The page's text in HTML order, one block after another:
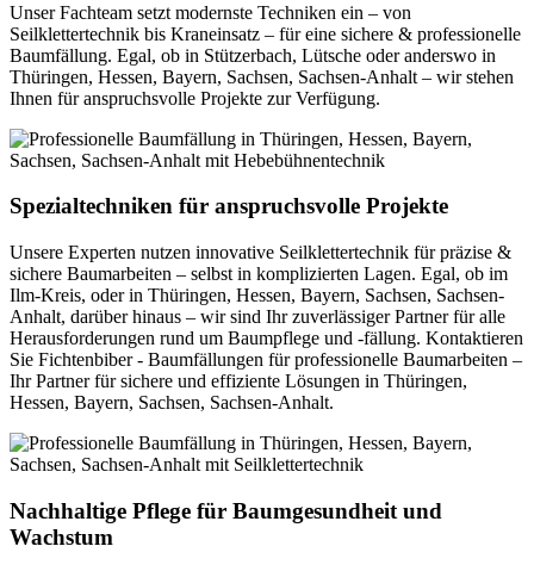
Unser Fachteam setzt modernste Techniken ein – von
Seilklettertechnik bis Kraneinsatz – für eine sichere & professionelle
Baumfällung. Egal, ob in Stützerbach, Lütsche oder anderswo in
Thüringen, Hessen, Bayern, Sachsen, Sachsen-Anhalt – wir stehen
Ihnen für anspruchsvolle Projekte zur Verfügung.
Spezialtechniken für anspruchsvolle Projekte
Unsere Experten nutzen innovative Seilklettertechnik für präzise &
sichere Baumarbeiten – selbst in komplizierten Lagen. Egal, ob im
Ilm-Kreis, oder in Thüringen, Hessen, Bayern, Sachsen, Sachsen-
Anhalt, darüber hinaus – wir sind Ihr zuverlässiger Partner für alle
Herausforderungen rund um Baumpflege und -fällung. Kontaktieren
Sie Fichtenbiber - Baumfällungen für professionelle Baumarbeiten –
Ihr Partner für sichere und effiziente Lösungen in Thüringen,
Hessen, Bayern, Sachsen, Sachsen-Anhalt.
Nachhaltige Pflege für Baumgesundheit und
Wachstum